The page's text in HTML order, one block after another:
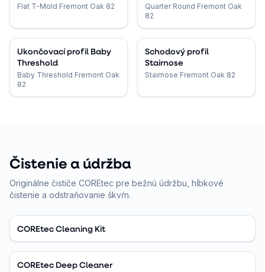
Flat T-Mold Fremont Oak 82
Quarter Round Fremont Oak
82
Ukončovací profil Baby
Threshold
Baby Threshold Fremont Oak
82
Schodový profil
Stairnose
Stairnose Fremont Oak 82
Čistenie a údržba
Originálne čističe COREtec pre bežnú údržbu, hĺbkové
čistenie a odstraňovanie škvŕn.
COREtec Cleaning Kit
COREtec Deep Cleaner